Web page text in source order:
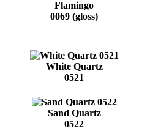
Flamingo
0069 (gloss)
White Quartz
0521
Sand Quartz
0522